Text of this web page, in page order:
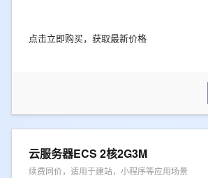
点击立即购买，获取最新价格
云服务器ECS 2核2G3M
续费同价，适用于建站，小程序等应用场景